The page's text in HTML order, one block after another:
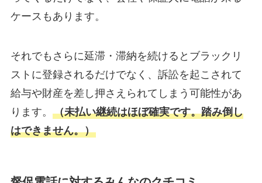
ケースもあります。
それでもさらに延滞・滞納を続けるとブラックリ
ストに登録されるだけでなく、訴訟を起こされて
給与や財産を差し押さえられてしまう可能性があ
ります。 （未払い継続はほぼ確実です。踏み倒し
はできません。）